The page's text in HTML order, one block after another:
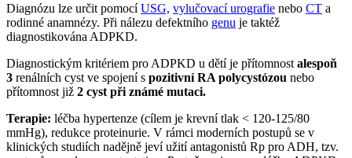
Diagnózu lze určit pomocíUSG, vylučovací urografie nebo CT a
rodinné anamnézy. Při nálezu defektního genu je taktéž
diagnostikována ADPKD.
Diagnostickým kritériem pro ADPKD u dětí je přítomnost alespoň
3 renálních cyst ve spojení s pozitivní RA polycystózou nebo
přítomnost již 2 cyst při známé mutaci.
Terapie: léčba hypertenze (cílem je krevní tlak < 120-125/80
mmHg), redukce proteinurie. V rámci moderních postupů se v
klinických studiích nadějně jeví užití antagonistů Rp pro ADH, tzv.